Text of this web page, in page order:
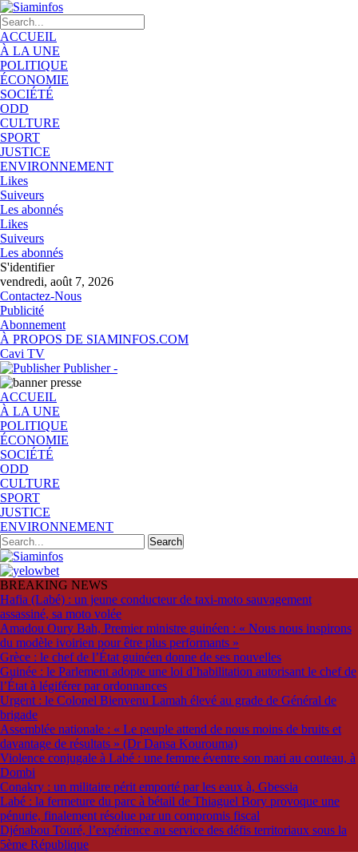
ACCUEIL
À LA UNE
POLITIQUE
ÉCONOMIE
SOCIÉTÉ
ODD
CULTURE
SPORT
JUSTICE
ENVIRONNEMENT
Likes
Suiveurs
Les abonnés
Likes
Suiveurs
Les abonnés
S'identifier
vendredi, août 7, 2026
Contactez-Nous
Publicité
Abonnement
À PROPOS DE SIAMINFOS.COM
Cavi TV
Publisher -
ACCUEIL
À LA UNE
POLITIQUE
ÉCONOMIE
SOCIÉTÉ
ODD
CULTURE
SPORT
JUSTICE
ENVIRONNEMENT
BREAKING NEWS
Hafia (Labé) : un jeune conducteur de taxi-moto sauvagement
assassiné, sa moto volée
Amadou Oury Bah, Premier ministre guinéen : « Nous nous inspirons
du modèle ivoirien pour être plus performants »
Grèce : le chef de l’État guinéen donne de ses nouvelles
Guinée : le Parlement adopte une loi d’habilitation autorisant le chef de
l’État à légiférer par ordonnances
Urgent : le Colonel Bienvenu Lamah élevé au grade de Général de
brigade
Assemblée nationale : « Le peuple attend de nous moins de bruits et
davantage de résultats » (Dr Dansa Kourouma)
Violence conjugale à Labé : une femme éventre son mari au couteau, à
Dombi
Conakry : un militaire périt emporté par les eaux à, Gbessia
Labé : la fermeture du parc à bétail de Thiaguel Bory provoque une
pénurie, finalement résolue par un compromis fiscal
Djénabou Touré, l’expérience au service des défis territoriaux sous la
5ème République